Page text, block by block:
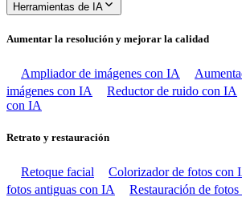
Herramientas de IA
Aumentar la resolución y mejorar la calidad
Ampliador de imágenes con IA
imágenes con IA
Reductor de ruido con IA
con IA
Retrato y restauración
Retoque facial Colorizador de fotos con
fotos antiguas con IA
Restauración de